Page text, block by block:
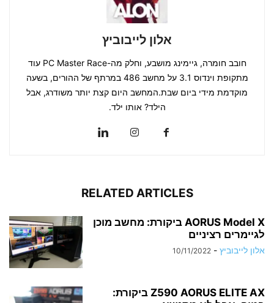
אלון לייבוביץ
חובב חומרה, גיימינג מושבע, וחלק מה-PC Master Race עוד
מתקופת וינדוס 3.1 על מחשב 486 במרתף של ההורים, בשעה
מוקדמת מידי ביום שבת.המחשב היום קצת יותר משודרג, אבל
הילד? אותו ילד.
RELATED ARTICLES
AORUS Model X ביקורת: מחשב מוכן
לגיימרים רציניים
אלון לייבוביץ -
10/11/2022
Z590 AORUS ELITE AX ביקורת: